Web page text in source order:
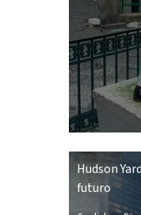
Hudson
futuro